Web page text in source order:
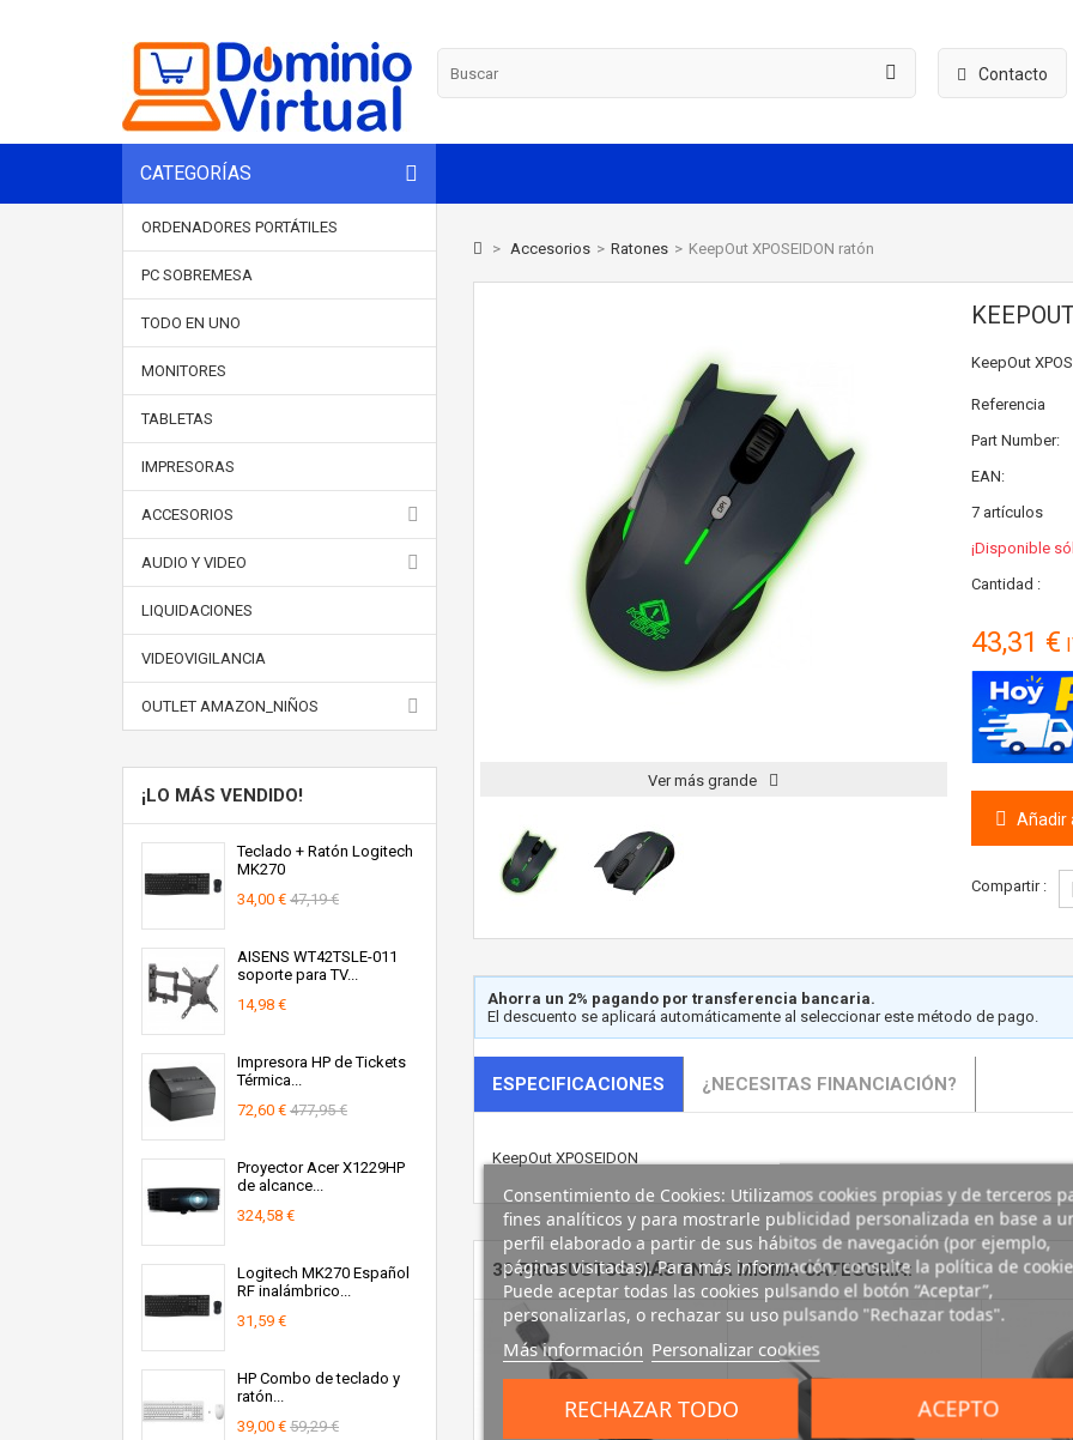
Contacto
CATEGORÍAS
ORDENADORES PORTÁTILES
PC SOBREMESA
TODO EN UNO
MONITORES
TABLETAS
IMPRESORAS
ACCESORIOS
AUDIO Y VIDEO
LIQUIDACIONES
VIDEOVIGILANCIA
OUTLET AMAZON_NIÑOS
¡LO MÁS VENDIDO!
Teclado + Ratón Logitech
MK270
34,00 € 47,19 €
AISENS WT42TSLE-011
soporte para TV...
14,98 €
Impresora HP de Tickets
Térmica...
72,60 € 477,95 €
Proyector Acer X1229HP
de alcance...
324,58 €
Logitech MK270 Español
RF inalámbrico...
31,59 €
HP Combo de teclado y
ratón...
39,00 € 59,29 €
> Accesorios > Ratones > KeepOut XPOSEIDON ratón
Ver más grande
KeepOut
Referencia
Part Number:
EAN:
7 artículos
¡Disponible
Cantidad :
43,31 €
Añadir
Compartir :
Ahorra un 2% pagando por transferencia bancaria.
El descuento se aplicará automáticamente al seleccionar este método de pago.
ESPECIFICACIONES ¿NECESITAS FINANCIACIÓN?
KeepOut XPOSEIDON
30 PRODUCTOS MÁS EN LA MISMA CATEGORÍA:
Consentimiento de Cookies: Utilizamos cookies propias y de terceros
fines analíticos y para mostrarle publicidad personalizada en base a
perfil elaborado a partir de sus hábitos de navegación (por ejemplo,
páginas visitadas). Para más información, consulte la política de
Puede aceptar todas las cookies pulsando el botón “Aceptar”,
personalizarlas, o rechazar su uso pulsando "Rechazar todas".
Más información Personalizar cookies
RECHAZAR TODO ACEPTO